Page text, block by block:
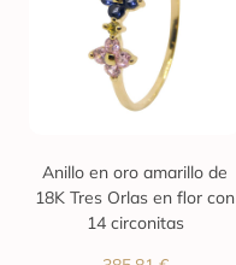
Anillo en oro amarillo de
18K Tres Orlas en flor con
14 circonitas